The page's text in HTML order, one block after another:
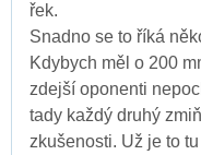
řek.
Snadno se to říká
Kdybych měl o 200
zdejší oponenti
tady každý druhý
zkušenosti. Už je to